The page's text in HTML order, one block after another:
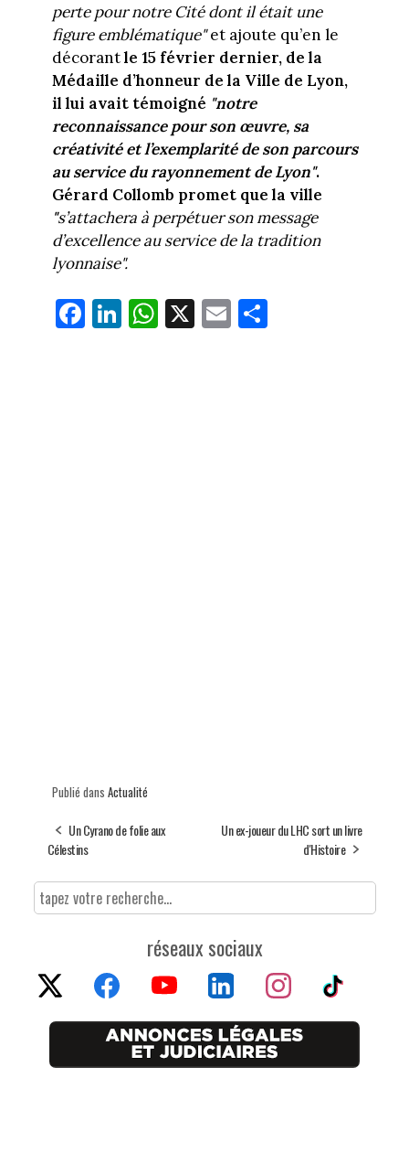
perte pour notre Cité dont il était une
figure emblématique"et ajoute qu’en le
décorantle 15 février dernier, de la
Médaille d’honneur de la Ville de Lyon,
il lui avait témoigné "notre
reconnaissance pour son œuvre, sa
créativité et l’exemplarité de son parcours
au service du rayonnement de Lyon".
Gérard Collomb promet que la ville
"s’attachera à perpétuer son message
d’excellence au service de la tradition
lyonnaise".
Fa
ce
Li
nk
W
ha
X E
m
Pa
Publié dans Actualité
Un Cyrano de folie aux
Célestins
Un ex-joueur du LHC sort un livre
d'Histoire
réseaux sociaux